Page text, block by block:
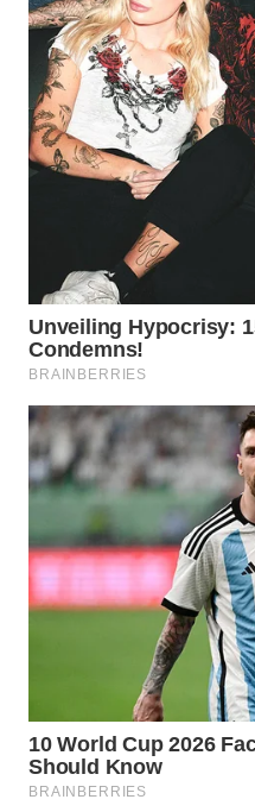
Wahana
Media
Group
WAHANA
NEWS
WAHANA
ADVOKAT
WAHANA
INFRASTRUKTUR
WAHANA
KONSUMEN
WAHANA
LISTRIK
WAHANA
TV